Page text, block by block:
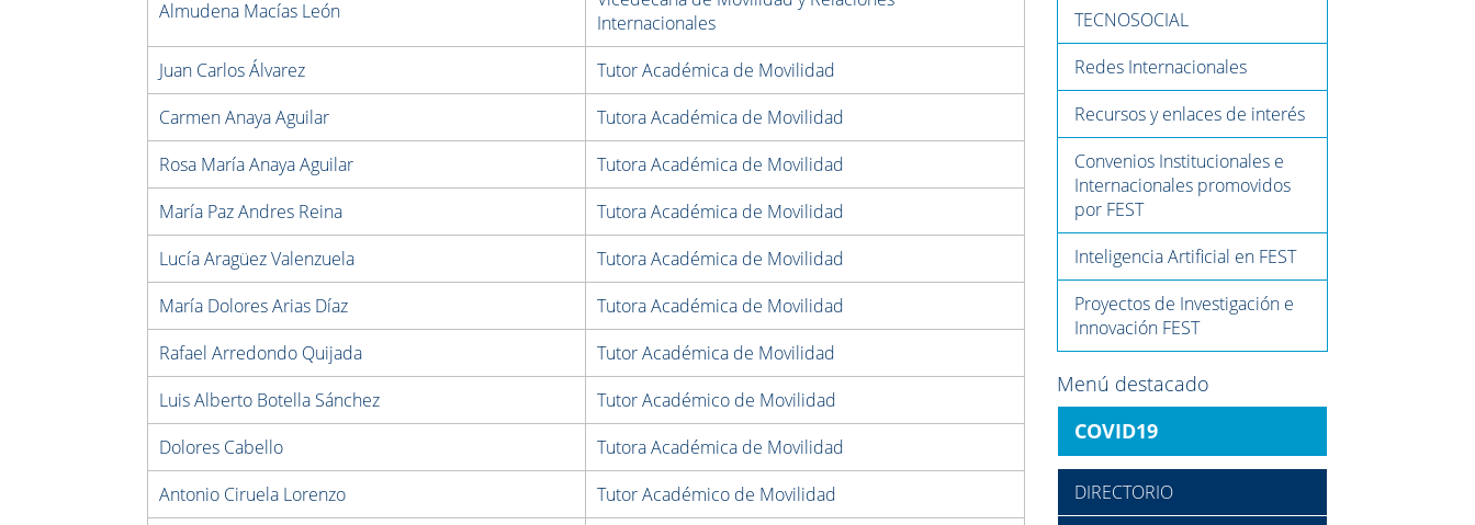
Almudena Macías León
Internacionales
Juan Carlos Álvarez
Tutor Académica de Movilidad
Carmen Anaya Aguilar
Tutora Académica de Movilidad
Rosa María Anaya Aguilar
Tutora Académica de Movilidad
María Paz Andres Reina
Tutora Académica de Movilidad
Lucía Aragüez Valenzuela
Tutora Académica de Movilidad
María Dolores Arias Díaz
Tutora Académica de Movilidad
Rafael Arredondo Quijada
Tutor Académica de Movilidad
Luis Alberto Botella Sánchez
Tutor Académico de Movilidad
Dolores Cabello
Tutora Académica de Movilidad
Antonio Ciruela Lorenzo
Tutor Académico de Movilidad
TECNOSOCIAL
Redes Internacionales
Recursos y enlaces de interés
Convenios Institucionales e
Internacionales promovidos
por FEST
Inteligencia Artificial en FEST
Proyectos de Investigación e
Innovación FEST
Menú destacado
COVID19
DIRECTORIO